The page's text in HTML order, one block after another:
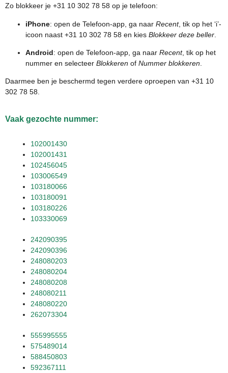
Zo blokkeer je +31 10 302 78 58 op je telefoon:
iPhone: open de Telefoon-app, ga naar Recent, tik op het ‘i’-
icoon naast +31 10 302 78 58 en kies Blokkeer deze beller
Android: open de Telefoon-app, ga naar Recent, tik op het
nummer en selecteer Blokkeren of Nummer blokkeren
Daarmee ben je beschermd tegen verdere oproepen van +31 10
302 78 58.
Vaak gezochte nummer:
102001430
102001431
102456045
103006549
103180066
103180091
103180226
103330069
242090395
242090396
248080203
248080204
248080208
248080211
248080220
262073304
555995555
575489014
588450803
592367111